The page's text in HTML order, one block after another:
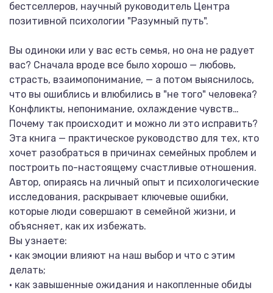
бестселлеров, научный руководитель Центра
позитивной психологии "Разумный путь".
Вы одиноки или у вас есть семья, но она не радует
вас? Сначала вроде все было хорошо — любовь,
страсть, взаимопонимание, — а потом выяснилось,
что вы ошиблись и влюбились в "не того" человека?
Конфликты, непонимание, охлаждение чувств…
Почему так происходит и можно ли это исправить?
Эта книга — практическое руководство для тех, кто
хочет разобраться в причинах семейных проблем и
построить по-настоящему счастливые отношения.
Автор, опираясь на личный опыт и психологические
исследования, раскрывает ключевые ошибки,
которые люди совершают в семейной жизни, и
объясняет, как их избежать.
Вы узнаете:
• как эмоции влияют на наш выбор и что с этим
делать;
• как завышенные ожидания и накопленные обиды